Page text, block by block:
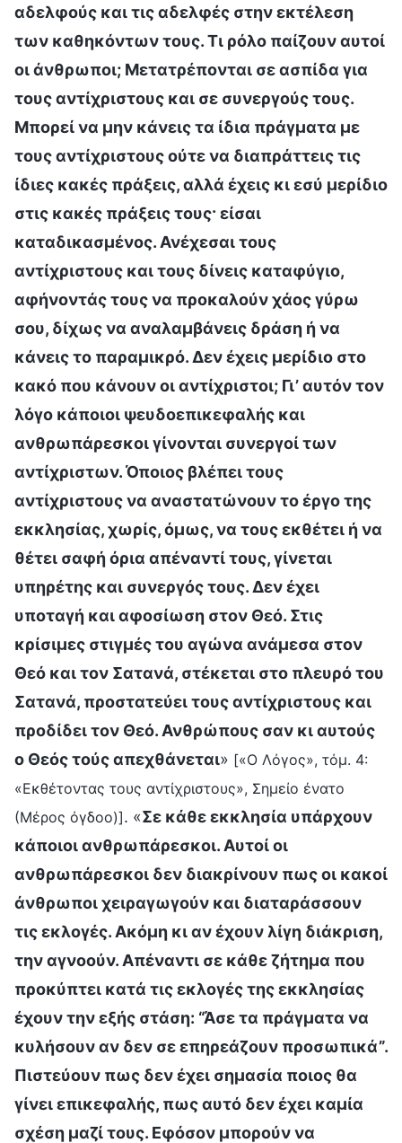
αδελφούς και τις αδελφές στην εκτέλεση
των καθηκόντων τους. Τι ρόλο παίζουν αυτοί
οι άνθρωποι; Μετατρέπονται σε ασπίδα για
τους αντίχριστους και σε συνεργούς τους.
Μπορεί να μην κάνεις τα ίδια πράγματα με
τους αντίχριστους ούτε να διαπράττεις τις
ίδιες κακές πράξεις, αλλά έχεις κι εσύ μερίδιο
στις κακές πράξεις τους· είσαι
καταδικασμένος. Ανέχεσαι τους
αντίχριστους και τους δίνεις καταφύγιο,
αφήνοντάς τους να προκαλούν χάος γύρω
σου, δίχως να αναλαμβάνεις δράση ή να
κάνεις το παραμικρό. Δεν έχεις μερίδιο στο
κακό που κάνουν οι αντίχριστοι; Γι’ αυτόν τον
λόγο κάποιοι ψευδοεπικεφαλής και
ανθρωπάρεσκοι γίνονται συνεργοί των
αντίχριστων. Όποιος βλέπει τους
αντίχριστους να αναστατώνουν το έργο της
εκκλησίας, χωρίς, όμως, να τους εκθέτει ή να
θέτει σαφή όρια απέναντί τους, γίνεται
υπηρέτης και συνεργός τους. Δεν έχει
υποταγή και αφοσίωση στον Θεό. Στις
κρίσιμες στιγμές του αγώνα ανάμεσα στον
Θεό και τον Σατανά, στέκεται στο πλευρό του
Σατανά, προστατεύει τους αντίχριστους και
προδίδει τον Θεό. Ανθρώπους σαν κι αυτούς
ο Θεός τούς απεχθάνεται» [«Ο Λόγος», τόμ. 4:
«Εκθέτοντας τους αντίχριστους», Σημείο ένατο
(Μέρος όγδοο)]. «Σε κάθε εκκλησία υπάρχουν
κάποιοι ανθρωπάρεσκοι. Αυτοί οι
ανθρωπάρεσκοι δεν διακρίνουν πως οι κακοί
άνθρωποι χειραγωγούν και διαταράσσουν
τις εκλογές. Ακόμη κι αν έχουν λίγη διάκριση,
την αγνοούν. Απέναντι σε κάθε ζήτημα που
προκύπτει κατά τις εκλογές της εκκλησίας
έχουν την εξής στάση: “Άσε τα πράγματα να
κυλήσουν αν δεν σε επηρεάζουν προσωπικά”.
Πιστεύουν πως δεν έχει σημασία ποιος θα
γίνει επικεφαλής, πως αυτό δεν έχει καμία
σχέση μαζί τους. Εφόσον μπορούν να